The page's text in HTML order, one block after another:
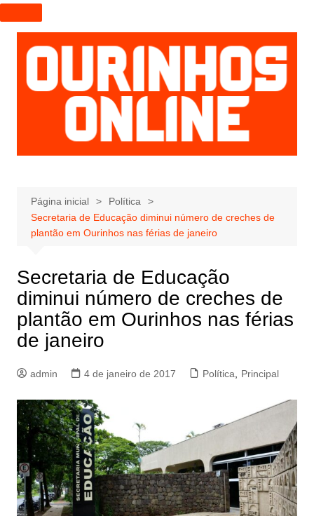
I
r
p
a
r
a
e
ú
d
Página inicial
Política
Secretaria de Educação diminui número de creches de
plantão em Ourinhos nas férias de janeiro
Secretaria de Educação
diminui número de creches de
plantão em Ourinhos nas férias
de janeiro
admin 4 de janeiro de 2017 Política Principal